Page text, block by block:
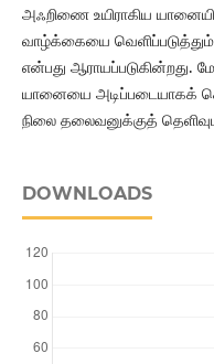
அஃறிணை உயிராகிய
வாழ்க்கையை
என்பது ஆராயப்படுகின்றது.
யானையை அடிப்படையாகக்
நிலை தலைவனுக்குத்
DOWNLOADS